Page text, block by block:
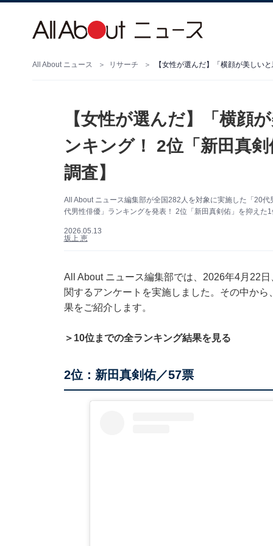
All About ニュース リサーチ
【女性が選んだ】「横顔
ンキング！ 2位「新田真
調査】
All About ニュース編集部が全国282人を対象に実施した「20
代男性俳優」ランキングを発表！ 2位「新田真剣佑」を抑えた1
2026.05.13
坂上 恵
All About ニュース編集部では、2026年4月22
関するアンケートを実施しました。その中か
果をご紹介します。
＞10位までの全ランキング結果を見る
2位：新田真剣佑／57票